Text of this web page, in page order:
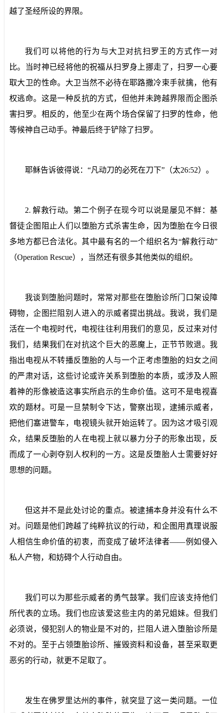
越了圣经所设的界限。
我们可以将他的行为与大卫对抗扫罗王的方式作一对
比。当时神已经将他的祝福从扫罗身上挪走了，扫罗一心要
取大卫的性命。大卫当然不必待在耶路撒冷束手就擒，他有
权逃命。这是一种反抗的方式，但他并未跨越界限而企图杀
害扫罗。相反的，他至少在两个场合保留了扫罗的性命，他
等候神自己动手。神最后终于铲除了扫罗。
耶稣告诉彼得说：“凡动刀的必死在刀下”（太26:52）。
2.解救行动。 第二个例子在现今可以说是屡见不鲜：基
督徒企图阻止人们以堕胎方式杀害生命，因为堕胎在今日很
多地方都已合法化。其中最有名的一个组织名为“解救行动”
（Operation Rescue），当然还有很多其他类似的组织。
我谈到堕胎问题时，常常对那些在堕胎诊所门口架设障
碍物，企图拦阻别人进入的示威者提出挑战。我说，我们是
活在一个电视时代，电视往往利用我们的意见，反过来对付
我们，结果我们在对抗这个巨大的恶魔上，正节节败退。我
指出电视从不转播反堕胎的人与一个正考虑堕胎的妇女之间
的严肃对话，这些讨论或许关系到堕胎的本质，或涉及人照
着神的形像被造这事实所启示的生命价值。这可不是电视喜
欢的题材。可是一旦禁制令下达，警察出现，逮捕示威者，
把他们塞进警车，电视镜头就开始运转了。因为这才吸引观
众，结果反堕胎的人在电视上就以暴力分子的形象出现，反
而成了一心剥夺别人权利的一方。这是反堕胎人士需要好好
思想的问题。
但这并不是此处讨论的重点。被逮捕本身并没有什么不
对。问题是他们跨越了纯粹抗议的行动，和企图用真理说服
人相信生命价值的初衷，而变成了破坏法律者——例如侵入
私人产物，和妨碍个人行动自由。
我们可以为那些示威者的勇气鼓掌。我们应该支持他们
所代表的立场。我们也应该爱这些主内的弟兄姐妹。但我们
必须说，侵犯别人的物业是不对的，拦阻人进入堕胎诊所是
不对的。至于占领堕胎诊所、摧毁资料和设备，甚至采取更
恶劣的行动，就更不足取了。
发生在佛罗里达州的事件，就突显了这一类问题。一位